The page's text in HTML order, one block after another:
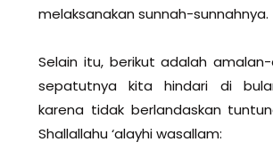
melaksanakan sunnah-sunnahnya.
Selain itu, berikut adalah
sepatutnya kita hindari di
karena tidak berlandaskan
Shallallahu ‘alayhi wasallam: